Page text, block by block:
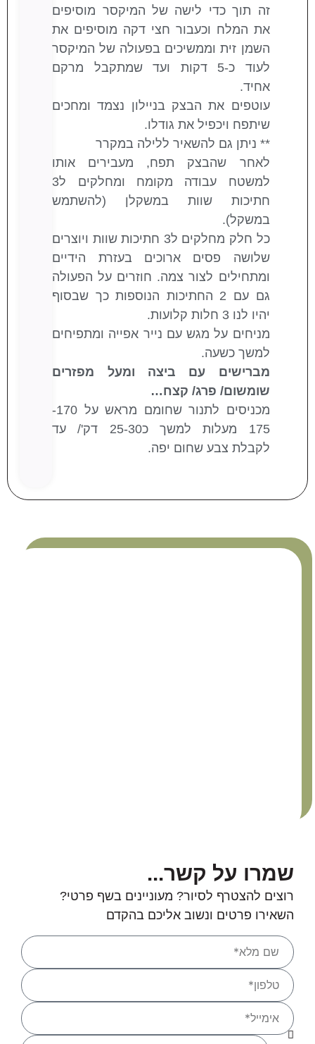
זה תוך כדי לישה של המיקסר מוסיפים
את המלח וכעבור חצי דקה מוסיפים את
השמן זית וממשיכים בפעולה של המיקסר
לעוד כ-5 דקות ועד שמתקבל מרקם
אחיד.
עוטפים את הבצק בניילון נצמד ומחכים
שיתפח ויכפיל את גודלו.
** ניתן גם להשאיר ללילה במקרר
לאחר שהבצק תפח, מעבירים אותו
למשטח עבודה מקומח ומחלקים ל3
חתיכות שוות במשקלן (להשתמש
במשקל).
כל חלק מחלקים ל3 חתיכות שוות ויוצרים
שלושה פסים ארוכים בעזרת הידיים
ומתחילים לצור צמה. חוזרים על הפעולה
גם עם 2 החתיכות הנוספות כך שבסוף
יהיו לנו 3 חלות קלועות.
מניחים על מגש עם נייר אפייה ומתפיחים
למשך כשעה.
מברישים עם ביצה ומעל מפזרים
שומשום/ פרג/ קצח…
מכניסים לתנור שחומם מראש על 170-
175 מעלות למשך כ25-30 דק'/ עד
לקבלת צבע שחום יפה.
שמרו על קשר...
רוצים להצטרף לסיור? מעוניינים בשף פרטי?
השאירו פרטים ונשוב אליכם בהקדם